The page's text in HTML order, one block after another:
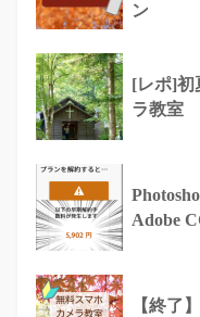
ン
[レポ]初
ラ教室
Adobe
【終了